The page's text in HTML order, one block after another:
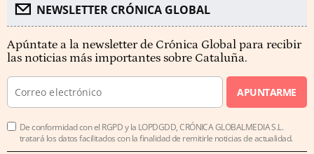
NEWSLETTER CRÓNICA GLOBAL
Apúntate a la newsletter de Crónica Global para recibir
las noticias más importantes sobre Cataluña.
APUNTARME
De conformidad con el RGPD y la LOPDGDD, CRÓNICA GLOBALMEDIA S.L.
tratará los datos facilitados con la finalidad de remitirle noticias de actualidad.